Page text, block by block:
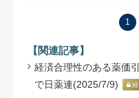
1
【関連記事】
経済合理性のある薬価
で日薬連(2025/7/9)